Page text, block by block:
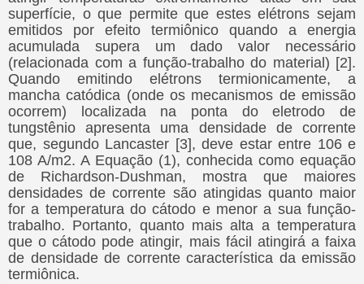
superfície, o que permite que estes elétrons sejam
emitidos por efeito termiônico quando a energia
acumulada supera um dado valor necessário
(relacionada com a função-trabalho do material) [2].
Quando emitindo elétrons termionicamente, a
mancha catódica (onde os mecanismos de emissão
ocorrem) localizada na ponta do eletrodo de
tungstênio apresenta uma densidade de corrente
que, segundo Lancaster [3], deve estar entre 106 e
108 A/m2. A Equação (1), conhecida como equação
de Richardson-Dushman, mostra que maiores
densidades de corrente são atingidas quanto maior
for a temperatura do cátodo e menor a sua função-
trabalho. Portanto, quanto mais alta a temperatura
que o cátodo pode atingir, mais fácil atingirá a faixa
de densidade de corrente característica da emissão
termiônica.